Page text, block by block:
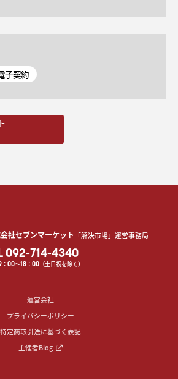
子契約
社セブンマーケット 「解決市場」運営事務局
092-714-4340
：00〜18 ：00 （土日祝を除く）
運営会社
プライバシーポリシー
特定商取引法に基づく表記
主催者Blog